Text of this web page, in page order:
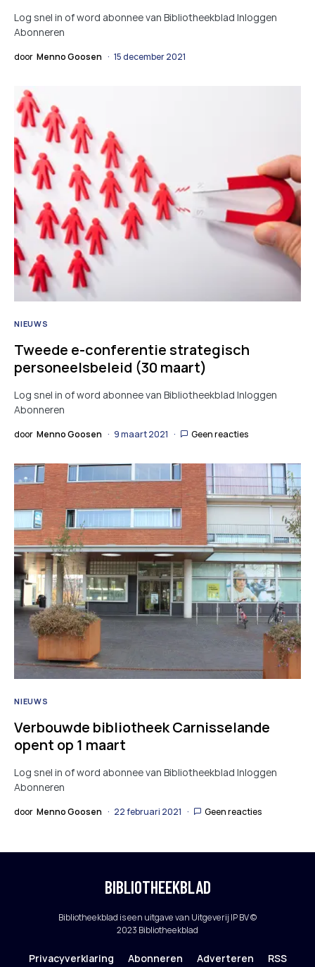
Log snel in of word abonnee van Bibliotheekblad Inloggen
Abonneren
door Menno Goosen 15 december 2021
NIEUWS
Tweede e-conferentie strategisch
personeelsbeleid (30 maart)
Log snel in of word abonnee van Bibliotheekblad Inloggen
Abonneren
door Menno Goosen 9 maart 2021 Geen reacties
NIEUWS
Verbouwde bibliotheek Carnisselande
opent op 1 maart
Log snel in of word abonnee van Bibliotheekblad Inloggen
Abonneren
door Menno Goosen 22 februari 2021 Geen reacties
BIBLIOTHEEKBLAD
Bibliotheekblad is een uitgave van Uitgeverij IP BV ©
2023 Bibliotheekblad
Privacyverklaring Abonneren Adverteren RSS